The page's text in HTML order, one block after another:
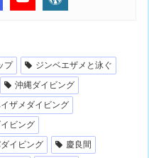
プ
ジンベエザメと泳ぐ
沖縄ダイビング
ザメダイビング
ビング
イビング
慶良間